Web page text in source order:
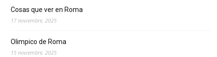
Cosas que ver en Roma
17 noviembre, 2025
Olimpico de Roma
15 noviembre, 2025